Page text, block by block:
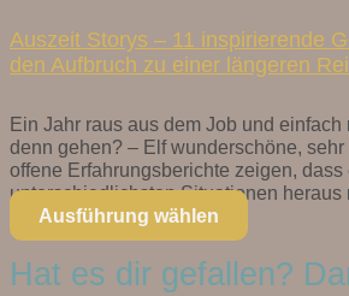
Auszeit Storys – 11 inspirierende
den Aufbruch zu einer längeren
Ein Jahr raus aus dem Job und
denn gehen? – Elf wunderschöne,
offene Erfahrungsberichte zeigen, dass
unterschiedlichsten Situationen heraus
Ausführung wählen
Hat es dir gefallen?